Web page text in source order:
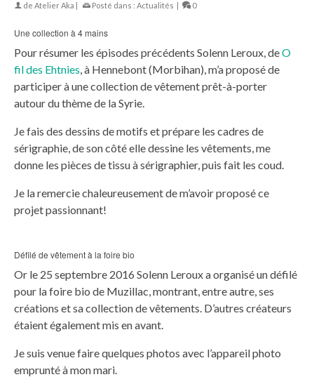
de Atelier Aka | Posté dans : Actualités | 0
Une collection à 4 mains
Pour résumer les épisodes précédents Solenn Leroux, deO
fil des Ehtnies, à Hennebont (Morbihan), m’a proposé de
participer à une collection de vêtement prêt-à-porter
autour du thème de la Syrie.
Je fais des dessins de motifs et prépare les cadres de
sérigraphie, de son côté elle dessine les vêtements, me
donne les pièces de tissu à sérigraphier, puis fait les coud.
Je la remercie chaleureusement de m’avoir proposé ce
projet passionnant!
Défilé de vêtement à la foire bio
Or le 25 septembre 2016 Solenn Leroux a organisé un défilé
pour la foire bio de Muzillac, montrant, entre autre, ses
créations et sa collection de vêtements. D’autres créateurs
étaient également mis en avant.
Je suis venue faire quelques photos avec l’appareil photo
emprunté à mon mari.